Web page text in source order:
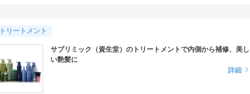
リートメント
サブリミック（資生堂）のトリートメントで内側から補修、美し
い艶髪に
詳細